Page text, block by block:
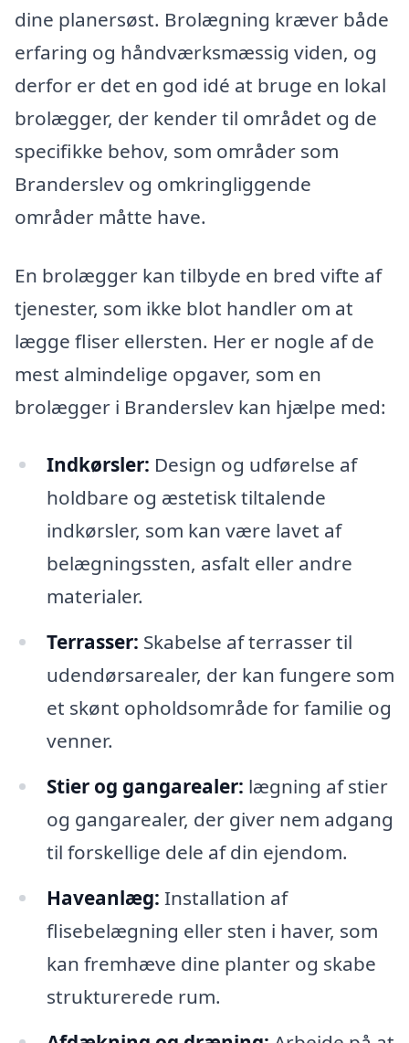
dine planersøst. Brolægning kræver både
erfaring og håndværksmæssig viden, og
derfor er det en god idé at bruge en lokal
brolægger, der kender til området og de
specifikke behov, som områder som
Branderslev og omkringliggende
områder måtte have.
En brolægger kan tilbyde en bred vifte af
tjenester, som ikke blot handler om at
lægge fliser ellersten. Her er nogle af de
mest almindelige opgaver, som en
brolægger i Branderslev kan hjælpe med:
Indkørsler: Design og udførelse af
holdbare og æstetisk tiltalende
indkørsler, som kan være lavet af
belægningssten, asfalt eller andre
materialer.
Terrasser: Skabelse af terrasser til
udendørsarealer, der kan fungere som
et skønt opholdsområde for familie og
venner.
Stier og gangarealer: lægning af stier
og gangarealer, der giver nem adgang
til forskellige dele af din ejendom.
Haveanlæg: Installation af
flisebelægning eller sten i haver, som
kan fremhæve dine planter og skabe
strukturerede rum.